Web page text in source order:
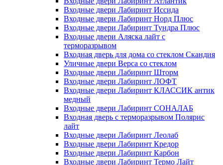
Входные двери Лабиринт Иссида
Входные двери Лабиринт Норд Плюс
Входные двери Лабиринт Тундра Плюс
Входные двери Аляска лайт с
терморазрывом
Входная дверь для дома со стеклом Скандия
Уличные двери Верса со стеклом
Входные двери Лабиринт Шторм
Входные двери Лабиринт ЛОФТ
Входные двери Лабиринт КЛАССИК антик
медный
Входные двери Лабиринт СОНАЛАБ
Входная дверь с терморазрывом Полярис
лайт
Входные двери Лабиринт Леолаб
Входные двери Лабиринт Кредор
Входные двери Лабиринт Карбон
Входные двери Лабиринт Термо Лайт